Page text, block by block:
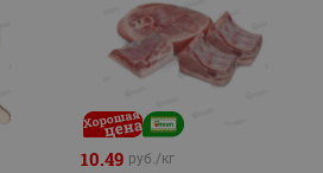
10.49 руб./кг